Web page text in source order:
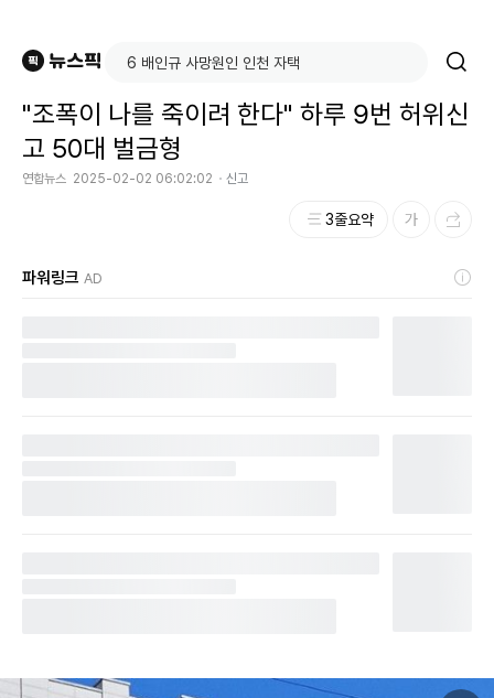
"조폭이 나를 죽이려 한다" 하루 9번 허위신
고 50대 벌금형
연합뉴스 2025-02-02 06:02:02 신고
3줄요약
파워링크 AD